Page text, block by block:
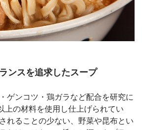
ンスを追求したスープ
ゲンコツ・鶏ガラなど配合を研究に
上の材料を使用し仕上げられてい
れることの少ない、野菜や昆布とい